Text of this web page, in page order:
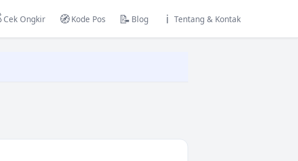
Cek Ongkir 🧭 Kode Pos 📝 Blog ℹ️ Tentang & Kontak